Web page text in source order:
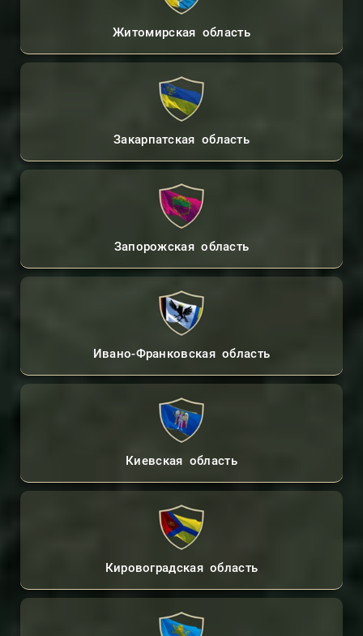
Житомирская область
Закарпатская область
Запорожская область
Ивано-Франковская область
Киевская область
Кировоградская область